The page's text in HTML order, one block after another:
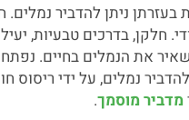
ניתן להדביר נמלים.
חלקן, בדרכים טבעיות,
את הנמלים בחיים.
נמלים, על ידי ריסוס
מדביר מוסמך.